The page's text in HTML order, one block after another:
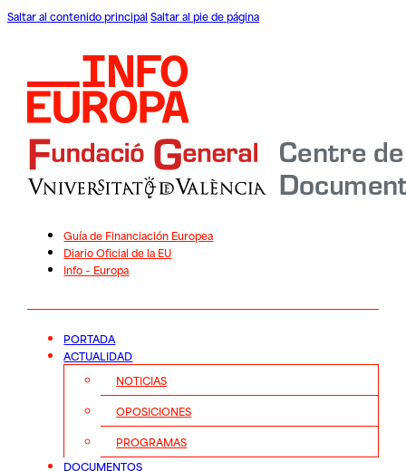
Saltar al contenido principal Saltar al pie de página
Guía de Financiación Europea
Diario Oficial de la EU
Info – Europa
PORTADA
ACTUALIDAD
NOTICIAS
OPOSICIONES
PROGRAMAS
DOCUMENTOS